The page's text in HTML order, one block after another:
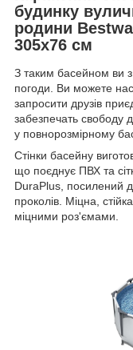
будинку
родини
305x76 см
З таким басейном ви
погоди. Ви можете
запросити друзів
забезпечать свободу
у повнорозмірному
Стінки басейну
що поєднує ПВХ та
DuraPlus, посилений
проколів. Міцна,
міцними роз'ємами.